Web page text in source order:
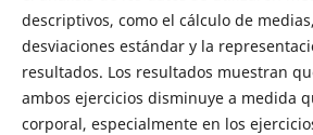
descriptivos, como el cálculo de
desviaciones estándar y la
resultados. Los resultados muestran
ambos ejercicios disminuye a medida
corporal, especialmente en los